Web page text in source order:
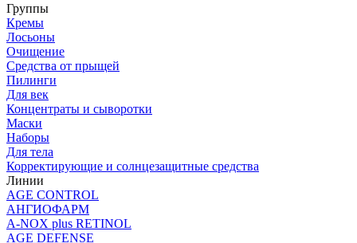
Группы
Кремы
Лосьоны
Очищение
Средства от прыщей
Пилинги
Для век
Концентраты и сыворотки
Маски
Наборы
Для тела
Корректирующие и солнцезащитные средства
Линии
AGE CONTROL
АНГИОФАРМ
A-NOX plus RETINOL
AGE DEFENSE